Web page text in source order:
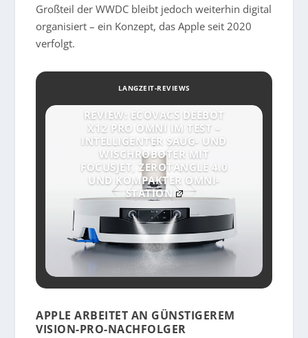
Großteil der WWDC bleibt jedoch weiterhin digital
organisiert – ein Konzept, das Apple seit 2020
verfolgt.
LANGZEIT-REVIEWS
REVIEW: ECOVACS DEEBOT
X12 PRO OMNI IM TEST –
INTELLIGENTER SAUG- UND
WISCHROBOTER MIT
FOCUSJET, ZEROTANGLE 4.0
UND KOMPAKTER OMNI-
STATION
APPLE ARBEITET AN GÜNSTIGEREM
VISION-PRO-NACHFOLGER